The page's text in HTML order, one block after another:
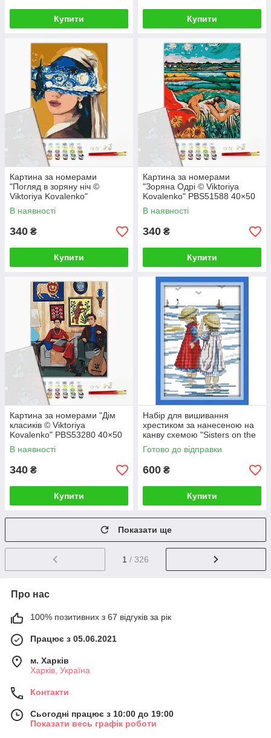
Купити Купити
Картина за номерами
"Погляд в зоряну ніч ©
Viktoriya Kovalenko"
PBS51480 40×50 см
В наявності
340 ₴
Купити
Картина за номерами
"Зоряна Одрі © Viktoriya
Kovalenko" PBS51588 40×50
см
В наявності
340 ₴
Купити
Картина за номерами "Дім
класиків © Viktoriya
Kovalenko" PBS53280 40×50
см
В наявності
340 ₴
Купити
Набір для вишивання
хрестиком за нанесеною на
канву схемою "Sisters on the
beach". (AIDA 14CT
printed,19*27 см)
Готово до відправки
600 ₴
Купити
Показати ще
1 / 326
Про нас
100% позитивних з 67 відгуків за рік
Працює з 05.06.2021
м. Харків
Харків, Україна
Контакти
Сьогодні працює з 10:00 до 19:00
Показати весь графік роботи